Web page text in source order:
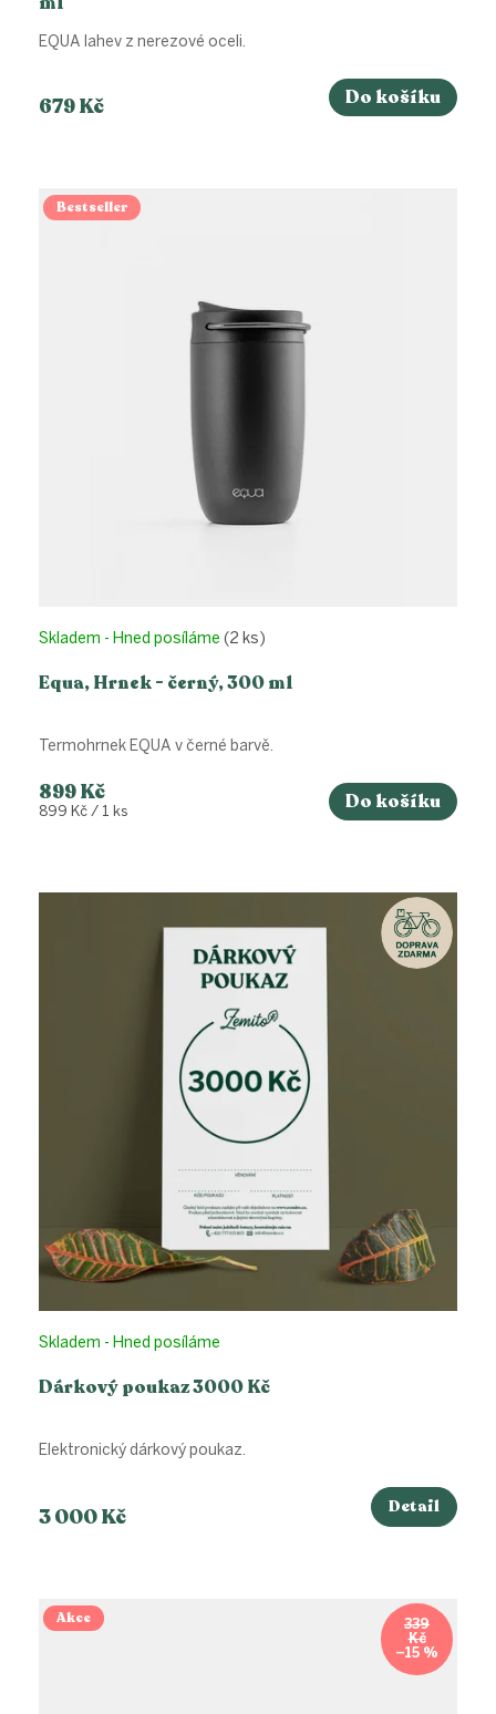
679 Kč Do košíku
EQUA lahev z nerezové oceli.
Bestseller
Equa, Hrnek - černý, 300 ml
Skladem - Hned posíláme (2 ks)
899 Kč
Měrná
899 Kč / 1 ks Do košíku
Termohrnek EQUA v černé barvě.
Dárkový poukaz 3000 Kč
Skladem - Hned posíláme
3 000 Kč Detail
Elektronický dárkový poukaz.
Akce
339
Kč
–15 %